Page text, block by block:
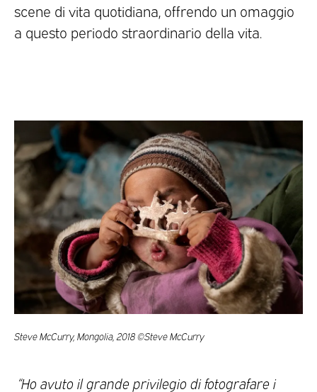
scene di vita quotidiana, offrendo un omaggio
a questo periodo straordinario della vita.
Steve McCurry, Mongolia, 2018 ©Steve McCurry
“Ho avuto il grande privilegio di fotografare i